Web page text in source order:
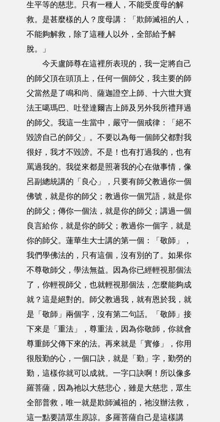
生平等的慈悲。只有一種人，不能受度母的解
救。是甚麼樣的人？度母講：「欺師滅祖的人，
不能夠解救，除了這種人以外，全部給予解
脫。」
今天盧師尊在這裡所表現的，我一定將自己
的師父頂在頭頂上，任何一個師父，我主要的師
父當然是了鳴和尚、薩迦證空上師、十六世大寶
法王噶瑪巴、吐登達爾吉上師及另外我所禮拜過
的師父。我這一生當中，嚴守一個戒律：「絕不
毀謗自己的師父」。不要以為每一個師父都對我
很好，我才不毀謗。不是！也有打過我的，也有
罵過我的。我從來都是照著我的心在做事情，像
呂副總統講的「良心」，只要有師父教過你一個
佛號，就是你的師父；教過你一個咒語，就是你
的師父；傳你一個法，就是你的師父；講過一個
良言給你，就是你的師父；教過你一個字，就是
你的師父。蓮華生大士講的第一個：「敬師」，
我們學佛法的，只有這個，沒有別的了。如果你
不尊敬師父，學法無益。因為你已經輕視那個法
了，你輕視師父，也就輕視那個法，怎麼能夠成
就？這是絕對的。師父教過我，就有恩於我，就
是「敬師」兩個字，沒有第二句話。「敬師」接
下來是「重法」，尊重法，因為你敬師，你就會
尊重師父傳下來的法。再來就是「實修」，你用
很殷勤的心，一個口訣，就是「勤」字，勤勞的
勤，這樣你就可以成就。一字口訣啊！所以像多
羅菩薩，因為祂以大慈悲心，雖是大慈悲，眾生
全部普救，唯一就是欺師滅祖的，祂沒辦法救，
這一點要請眾生原諒。多羅菩薩自己是這樣講